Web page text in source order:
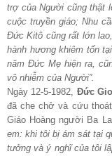
trợ của Người cũng thật
cuộc truyền giáo; Nhu
Đức Kitô cũng rất lớn
hành hương khiêm tốn
năm Đức Mẹ hiện ra,
vô nhiễm của Người”.
Ngày 12-5-1982, Đức
đã che chở và cứu
Giáo Hoàng người Ba
em: khi tôi bị ám sát tại
tưởng và ý nghĩ của tôi